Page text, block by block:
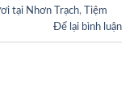
tại Nhơn Trạch,
Tiệm
Để lại bình luận